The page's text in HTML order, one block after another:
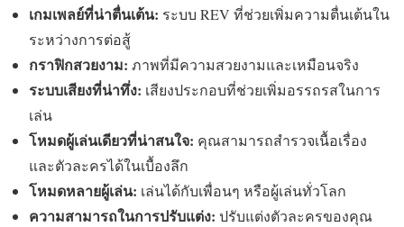
เกมเพลย์ที่น่าตื่นเต้น: ระบบ REV ที่ช่วยเพิ่มความตื่นเต้นใน
ระหว่างการต่อสู้
กราฟิกสวยงาม: ภาพที่มีความสวยงามและเหมือนจริง
ระบบเสียงที่น่าทึ่ง: เสียงประกอบที่ช่วยเพิ่มอรรถรสในการ
เล่น
โหมดผู้เล่นเดียวที่น่าสนใจ: คุณสามารถสำรวจเนื้อเรื่อง
และตัวละครได้ในเบื้องลึก
โหมดหลายผู้เล่น: เล่นได้กับเพื่อนๆ หรือผู้เล่นทั่วโลก
ความสามารถในการปรับแต่ง: ปรับแต่งตัวละครของคุณ